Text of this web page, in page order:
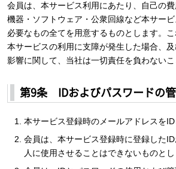
会員は、本サービス利用にあたり、自己の
機器・ソフトウェア・公衆回線など本サー
必要なもの全てを用意するものとします。
本サービスの利用に支障が発生した場合、
影響に関して、当社は一切責任を負わないこ
第9条 IDおよびパスワードの
本サービス登録時のメールアドレスをID
会員は、本サービス登録時に登録した
人に使用させることはできないものとし